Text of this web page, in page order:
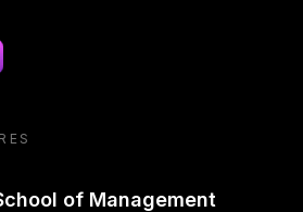
podcast
of Management